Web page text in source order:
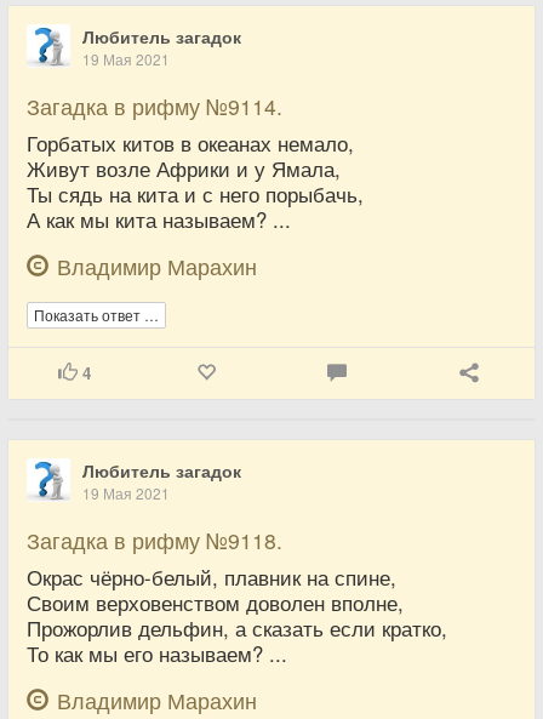
Любитель загадок
19 Мая 2021
Загадка в рифму №9114.
Горбатых китов в океанах немало,
Живут возле Африки и у Ямала,
Ты сядь на кита и с него порыбачь,
А как мы кита называем? ...
Владимир Марахин
Показать ответ …
4
Любитель загадок
19 Мая 2021
Загадка в рифму №9118.
Окрас чёрно-белый, плавник на спине,
Своим верховенством доволен вполне,
Прожорлив дельфин, а сказать если кратко,
То как мы его называем? ...
Владимир Марахин